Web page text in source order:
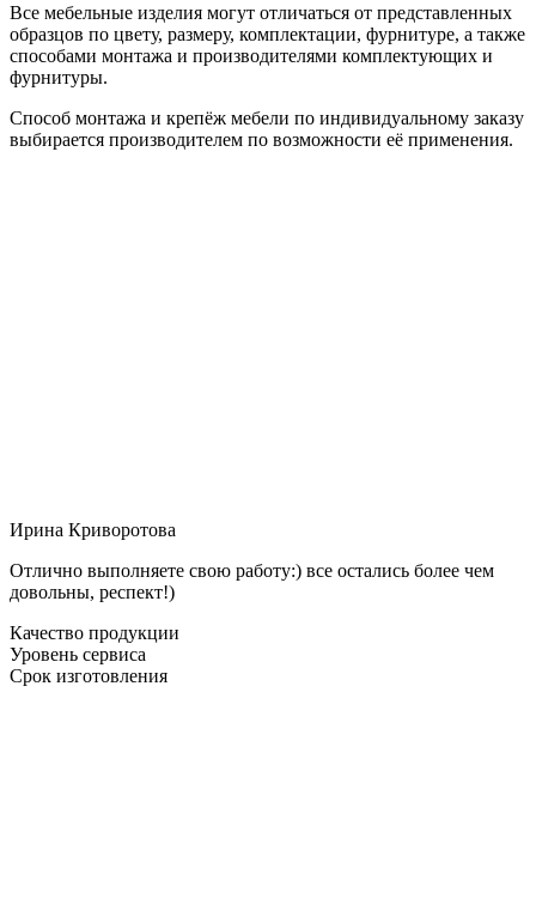
Все мебельные изделия могут отличаться от представленных
образцов по цвету, размеру, комплектации, фурнитуре, а также
способами монтажа и производителями комплектующих и
фурнитуры.
Способ монтажа и крепёж мебели по индивидуальному заказу
выбирается производителем по возможности её применения.
Ирина Криворотова
Отлично выполняете свою работу:) все остались более чем
довольны, респект!)
Качество продукции
Уровень сервиса
Срок изготовления